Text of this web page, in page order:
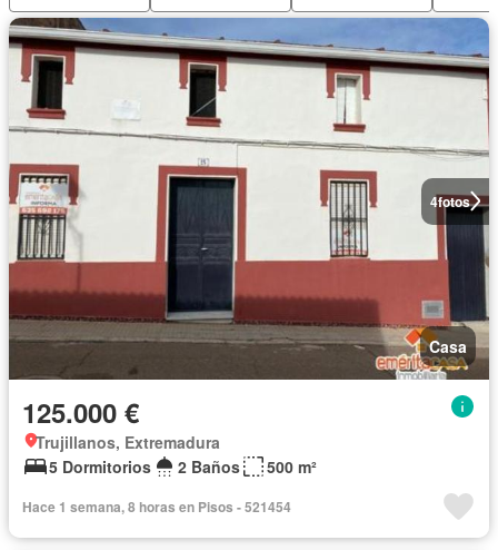
4fotos
Casa
125.000 €
Trujillanos, Extremadura
5 Dormitorios
2 Baños 500 m²
Hace 1 semana, 8 horas en Pisos - 521454